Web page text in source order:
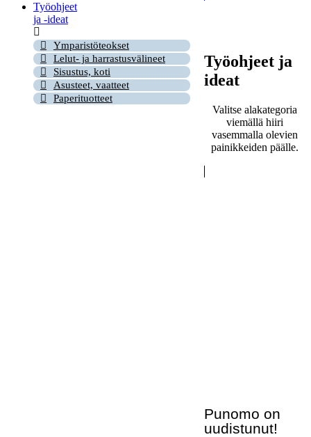
Työohjeet
ja -ideat
Ymparistöteokset
Lelut- ja harrastusvälineet
Sisustus, koti
Asusteet, vaatteet
Paperituotteet
Työohjeet ja
ideat
Valitse alakategoria
viemällä hiiri
vasemmalla olevien
painikkeiden päälle.
Punomo on
uudistunut!